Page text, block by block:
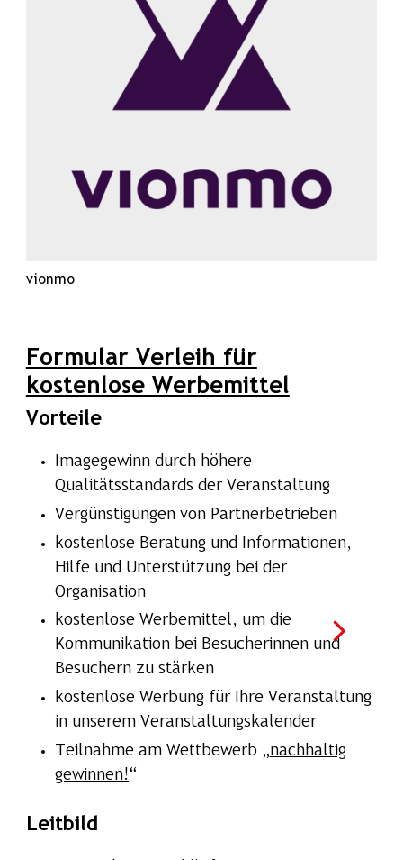
vionmo
Formular Verleih für
kostenlose Werbemittel
Vorteile
Imagegewinn durch höhere
Qualitätsstandards der Veranstaltung
Vergünstigungen von Partnerbetrieben
kostenlose Beratung und Informationen,
Hilfe und Unterstützung bei der
Organisation
kostenlose Werbemittel, um die
Kommunikation bei Besucherinnen und
Besuchern zu stärken
kostenlose Werbung für Ihre Veranstaltung
in unserem Veranstaltungskalender
Teilnahme am Wettbewerb „nachhaltig
gewinnen!“
Leitbild